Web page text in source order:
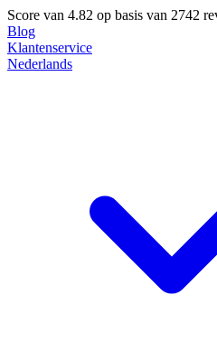
Score van 4.82 op basis van 2742
Blog
Klantenservice
Nederlands